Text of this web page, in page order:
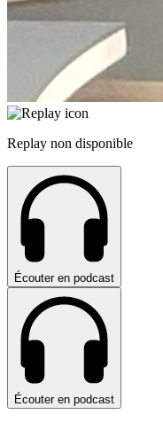
Replay non disponible
Écouter en podcast
Écouter en podcast